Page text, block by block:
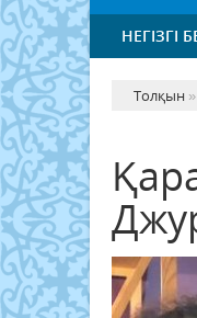
НЕГІЗГІ
Толқын »